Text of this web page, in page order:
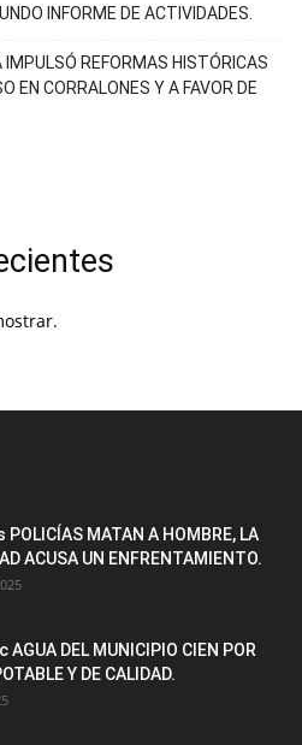
INFORME DE ACTIVIDADES.
REFORMAS HISTÓRICAS
EN CORRALONES Y A FAVOR DE
MATAN A HOMBRE, LA
ACUSA UN ENFRENTAMIENTO.
DEL MUNICIPIO CIEN POR
Y DE CALIDAD.